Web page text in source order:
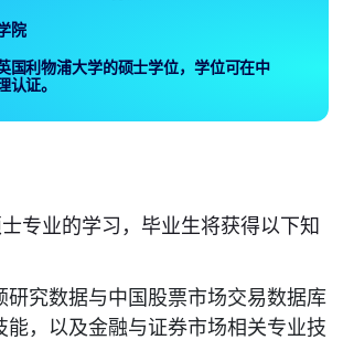
院
国利物浦大学的硕士学位，学位可在中
认证。
专业的学习，毕业生将获得以下知
研究数据与中国股票市场交易数据库
能，以及金融与证券市场相关专业技